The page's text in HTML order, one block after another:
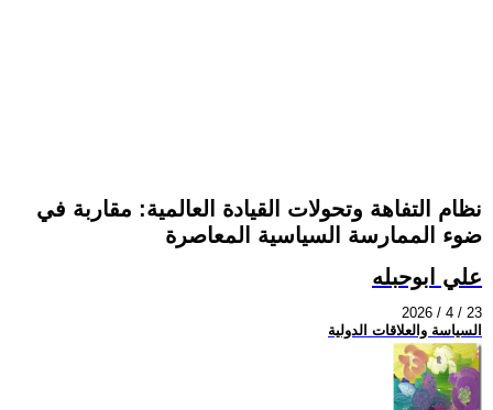
نظام التفاهة وتحولات القيادة العالمية: مقاربة في
ضوء الممارسة السياسية المعاصرة
علي ابوحبله
2026 / 4 / 23
السياسة والعلاقات الدولية